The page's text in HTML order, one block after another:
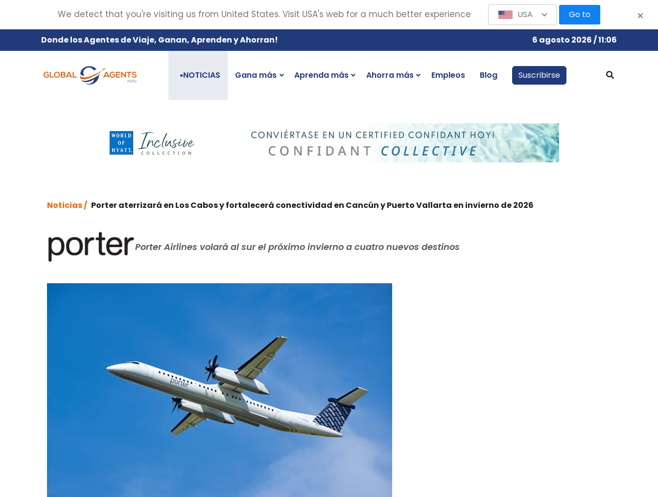
Donde los Agentes de Viaje, Ganan, Aprenden y Ahorran! 6 agosto 2026 / 11:06
●NOTICIAS Gana más Aprenda más Ahorra más Empleos Blog Suscribirse
Noticias / Porter aterrizará en Los Cabos y fortalecerá conectividad en Cancún y Puerto Vallarta en invierno de 2026
Porter Airlines volará al sur el próximo invierno a cuatro nuevos destinos
We detect that you're visiting us from United States. Visit USA's web for a much better experience USA Go to